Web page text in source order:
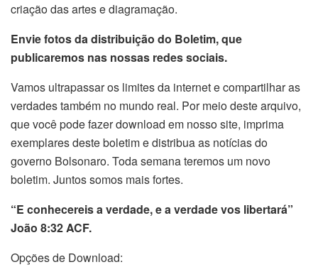
criação das artes e diagramação.
Envie fotos da distribuição do Boletim, que
publicaremos nas nossas redes sociais.
Vamos ultrapassar os limites da internet e compartilhar as
verdades também no mundo real. Por meio deste arquivo,
que você pode fazer download em nosso site, imprima
exemplares deste boletim e distribua as notícias do
governo Bolsonaro. Toda semana teremos um novo
boletim. Juntos somos mais fortes.
“E conhecereis a verdade, e a verdade vos libertará”
João 8:32 ACF.
Opções de Download: